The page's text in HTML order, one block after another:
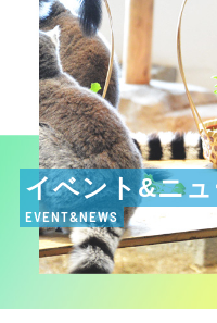
イベント&ニ
EVENT&NEWS